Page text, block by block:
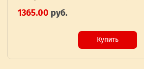
1365.00 руб.
Купить